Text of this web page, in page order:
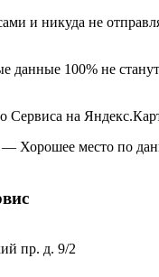
и никуда не
данные 100% не
Сервиса на
Хорошее место по
пр. д. 9/2